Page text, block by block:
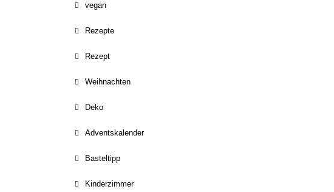
vegan
Rezepte
Rezept
Weihnachten
Deko
Adventskalender
Basteltipp
Kinderzimmer